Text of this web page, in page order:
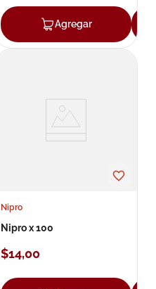
Agregar
Agregar
Nipro
Nipro x 100
$14,00